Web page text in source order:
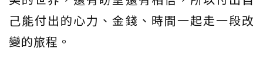
己能付出的心力、金錢、時間一起走一段改
變的旅程。